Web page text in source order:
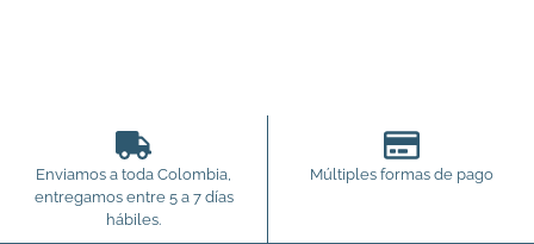
Enviamos a toda Colombia,
entregamos entre 5 a 7 días
hábiles.
Múltiples formas de pago